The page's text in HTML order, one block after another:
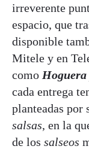
irreverente
espacio, que
disponible
Mitele y en
como H
cada entrega
planteadas por
salsas, en la
de los salseos